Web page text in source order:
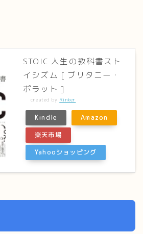
STOIC 人生の教科書スト
イシズム [ ブリタニー・
ポラット ]
created by Rinker
Kindle
Amazon
楽天市場
Yahooショッピング